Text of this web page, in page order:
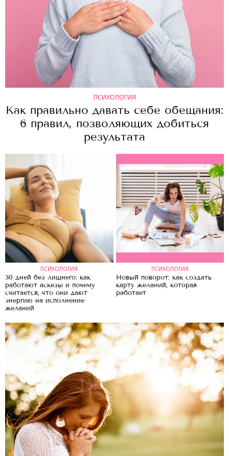
ПСИХОЛОГИЯ
Как правильно давать себе обещания:
6 правил, позволяющих добиться
результата
ПСИХОЛОГИЯ
30 дней без лишнего: как
работают аскезы и почему
считается, что они дают
энергию на исполнение
желаний
ПСИХОЛОГИЯ
Новый поворот: как создать
карту желаний, которая
работает